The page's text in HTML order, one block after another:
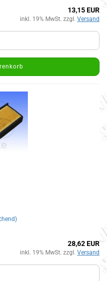
13,15 EUR
inkl. 19% MwSt. zzgl. Versand
28,62 EUR
inkl. 19% MwSt. zzgl. Versand